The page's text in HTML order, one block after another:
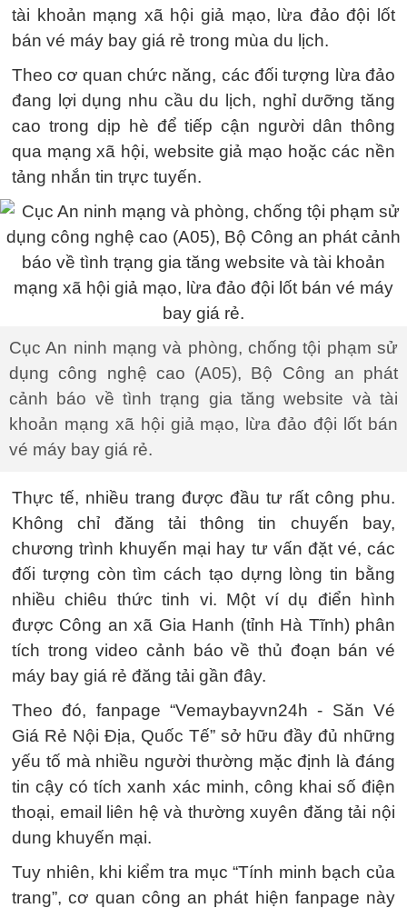
tài khoản mạng xã hội giả mạo, lừa đảo đội lốt
bán vé máy bay giá rẻ trong mùa du lịch.
Theo cơ quan chức năng, các đối tượng lừa đảo
đang lợi dụng nhu cầu du lịch, nghỉ dưỡng tăng
cao trong dịp hè để tiếp cận người dân thông
qua mạng xã hội, website giả mạo hoặc các nền
tảng nhắn tin trực tuyến.
Cục An ninh mạng và phòng, chống tội phạm sử
dụng công nghệ cao (A05), Bộ Công an phát
cảnh báo về tình trạng gia tăng website và tài
khoản mạng xã hội giả mạo, lừa đảo đội lốt bán
vé máy bay giá rẻ.
Thực tế, nhiều trang được đầu tư rất công phu.
Không chỉ đăng tải thông tin chuyến bay,
chương trình khuyến mại hay tư vấn đặt vé, các
đối tượng còn tìm cách tạo dựng lòng tin bằng
nhiều chiêu thức tinh vi. Một ví dụ điển hình
được Công an xã Gia Hanh (tỉnh Hà Tĩnh) phân
tích trong video cảnh báo về thủ đoạn bán vé
máy bay giá rẻ đăng tải gần đây.
Theo đó, fanpage “Vemaybayvn24h - Săn Vé
Giá Rẻ Nội Địa, Quốc Tế” sở hữu đầy đủ những
yếu tố mà nhiều người thường mặc định là đáng
tin cậy có tích xanh xác minh, công khai số điện
thoại, email liên hệ và thường xuyên đăng tải nội
dung khuyến mại.
Tuy nhiên, khi kiểm tra mục “Tính minh bạch của
trang”, cơ quan công an phát hiện fanpage này